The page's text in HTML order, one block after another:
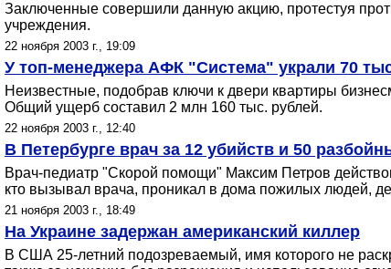
Заключенные совершили данную акцию, протестуя
учреждения.
22 ноября 2003 г., 19:09
У топ-менеджера АФК "Система" украли 70
Неизвестные, подобрав ключи к двери квартиры
Общий ущерб составил 2 млн 160 тыс. рублей.
22 ноября 2003 г., 12:40
В Петербурге врач за 12 убийств и 50
Врач-педиатр "Скорой помощи" Максим Петров
кто вызывал врача, проникал в дома пожилых людей,
21 ноября 2003 г., 18:49
На Украине задержан американский киллер
В США 25-летний подозреваемый, имя которого не